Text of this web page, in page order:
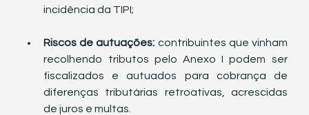
incidência da TIPI;
Riscos de autuações: contribuintes que vinham
recolhendo tributos pelo Anexo I podem ser
fiscalizados e autuados para cobrança de
diferenças tributárias retroativas, acrescidas
de juros e multas.